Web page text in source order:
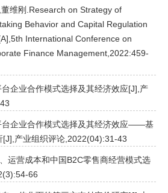
维刚.Research on Strategy of
Behavior and Capital Regulation
International Conference on
Finance Management,2022:459-
企业合作模式选择及其经济效应[J],产
台企业合作模式选择及其经济效应——基
[J],产业组织评论,2022(04):31-43
运营成本和中国B2C零售商经营模式选
66